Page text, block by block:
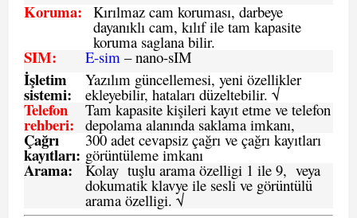
Koruma: Kırılmaz cam koruması, darbeye
dayanıklı cam, kılıf ile tam kapasite
koruma saglana bilir.
SIM: E-sim – nano-sIM
İşletim
sistemi:
Yazılım güncellemesi, yeni özellikler
ekleyebilir, hataları düzeltebilir. √
Telefon
rehberi:
Tam kapasite kişileri kayıt etme ve telefon
depolama alanında saklama imkanı,
Çağrı
kayıtları:
300 adet cevapsiz çağrı ve çağrı kayıtları
görüntüleme imkanı
Arama: Kolay tuşlu arama özelligi 1 ile 9, veya
dokumatik klavye ile sesli ve görüntülü
arama özelligi. √